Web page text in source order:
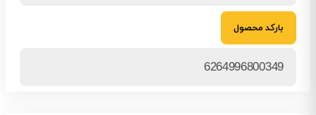
بارکد محصول
6264996800349